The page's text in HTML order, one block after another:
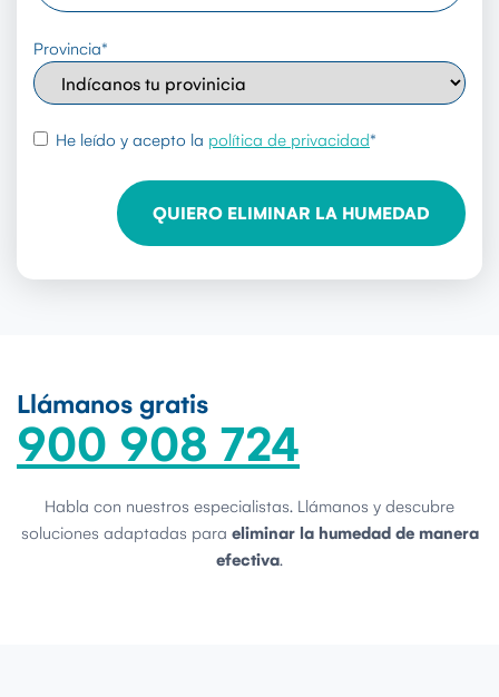
Provincia*
rgpd*
He leído y acepto la política de privacidad*
Llámanos gratis
900 908 724
Habla con nuestros especialistas. Llámanos y descubre
soluciones adaptadas para eliminar la humedad de manera
efectiva.